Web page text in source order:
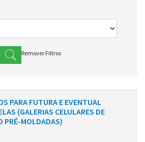
Remover Filtros
PARA FUTURA E EVENTUAL
(GALERIAS CELULARES DE
PRÉ-MOLDADAS)